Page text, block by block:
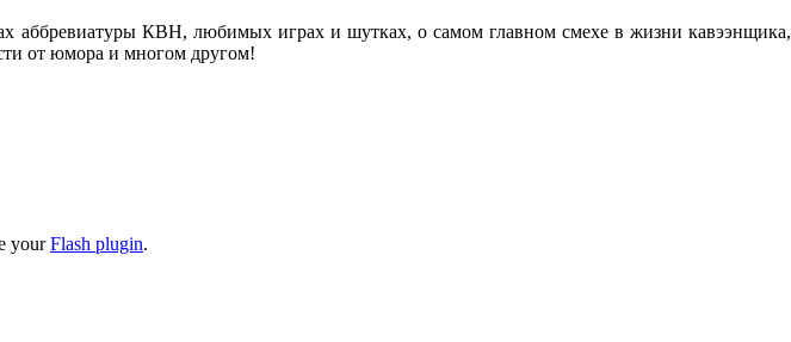
аббревиатуры КВН, любимых играх и шутках, о самом главном смехе в жизни кавээнщика,
от юмора и многом другом!
yourFlash plugin.